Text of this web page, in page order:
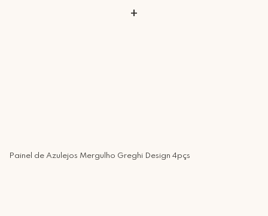
+
Painel de Azulejos Mergulho Greghi Design 4pçs